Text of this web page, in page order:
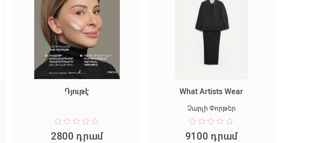
Դյութէ
2800 դրամ
What Artists Wear
Չարլի Փորթեր
9100 դրամ